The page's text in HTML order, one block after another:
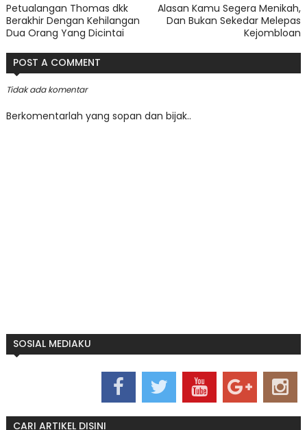
Alasan Kamu Segera Menikah,
Dan Bukan Sekedar Melepas
Kejombloan
Petualangan Thomas dkk
Berakhir Dengan Kehilangan
Dua Orang Yang Dicintai
POST A COMMENT
Tidak ada komentar
Berkomentarlah yang sopan dan bijak..
SOSIAL MEDIAKU
CARI ARTIKEL DISINI